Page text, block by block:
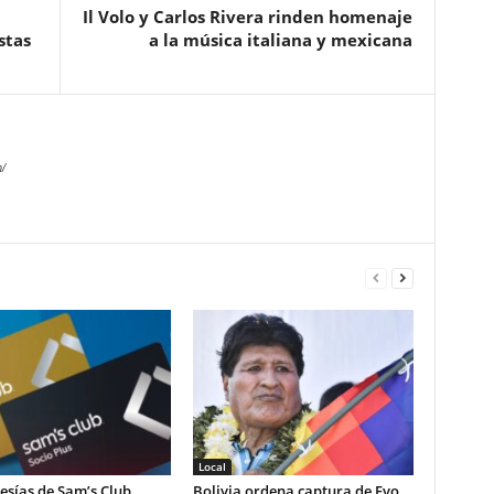
Il Volo y Carlos Rivera rinden homenaje
a la música italiana y mexicana
Local